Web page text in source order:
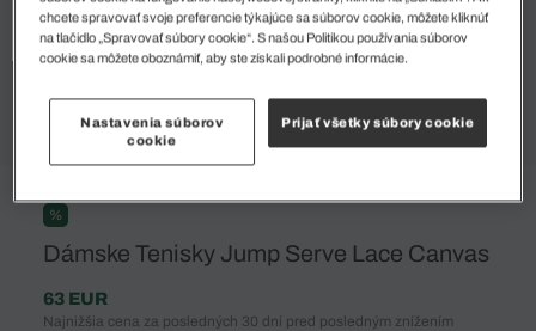
%
Dámske Tenisky Jump Serve Lace Canvas
63 EUR
Najnižšia cena za posledných 30 dní pred posledným znížením
chcete spravovať svoje preferencie týkajúce sa súborov cookie, môžete kliknúť
na tlačidlo „Spravovať súbory cookie“. S našou Politikou používania súborov
cookie sa môžete oboznámiť, aby ste získali podrobné informácie.
Nastavenia súborov
cookie
Prijať všetky súbory cookie